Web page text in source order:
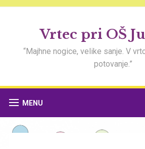
Vrtec pri OŠ
“Majhne nogice, velike sanje. V
potovanje.”
MENU